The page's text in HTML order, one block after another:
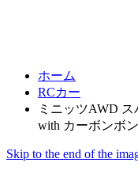
ホーム
RCカー
ミニッツAWD
with カーボンボ
Skip to the end of the